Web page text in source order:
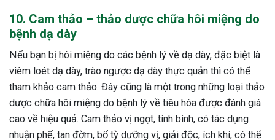
10. Cam thảo – thảo dược chữa hôi miệng do
bệnh dạ dày
Nếu bạn bị hôi miệng do các bệnh lý về dạ dày, đặc biệt là
viêm loét dạ dày, trào ngược dạ dày thực quản thì có thể
tham khảo cam thảo. Đây cũng là một trong những loại thảo
dược chữa hôi miệng do bệnh lý về tiêu hóa được đánh giá
cao về hiệu quả. Cam thảo vị ngọt, tính bình, có tác dụng
nhuận phế, tan đờm, bổ tỳ dưỡng vị, giải độc, ích khí, có thể